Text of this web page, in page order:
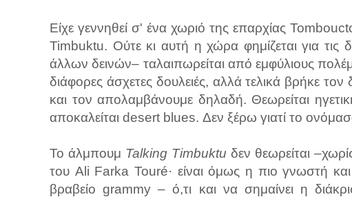
Είχε γεννηθεί σ' ένα χωριό της επαρχίας
Timbuktu. Ούτε κι αυτή η χώρα φημίζεται για τις
άλλων δεινών– ταλαιπωρείται από εμφύλιους
διάφορες άσχετες δουλειές, αλλά τελικά βρήκε
και τον απολαμβάνουμε δηλαδή. Θεωρείται
αποκαλείται desert blues. Δεν ξέρω γιατί το
Το άλμπουμ Talking Timbuktu δεν θεωρείται
του Ali Farka Touré· είναι όμως η πιο γνωστή
βραβείο grammy – ό,τι και να σημαίνει η